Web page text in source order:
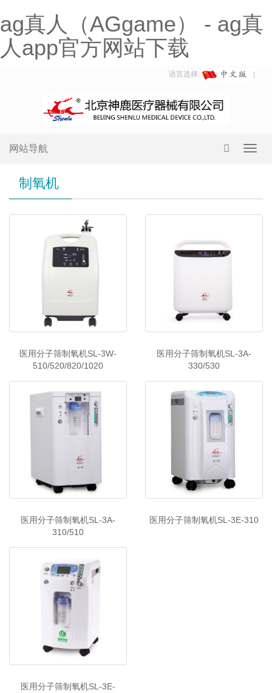
ag真人（AGgame） - ag真
人app官方网站下载
语言选择:
网站导航
制氧机
医用分子筛制氧机SL-3W-
510/520/820/1020
医用分子筛制氧机SL-3A-
330/530
医用分子筛制氧机SL-3A-
310/510
医用分子筛制氧机SL-3E-310
医用分子筛制氧机SL-3E-